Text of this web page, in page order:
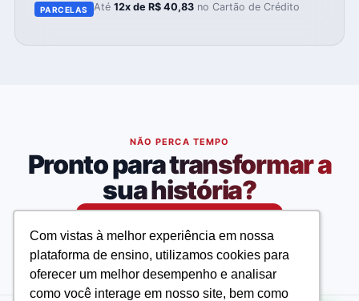
Com vistas à melhor experiência em nossa
plataforma de ensino, utilizamos cookies para
oferecer um melhor desempenho e analisar
como você interage em nosso site, bem como
Com vistas à melhor experiência em nossa
plataforma de ensino, utilizamos cookies para
oferecer um melhor desempenho e analisar
como você interage em nosso site, bem como
PARCELAS Até12x de R$ 40,83 no Cartão de Crédito
NÃO PERCA TEMPO
Pronto para transformar a
sua história?